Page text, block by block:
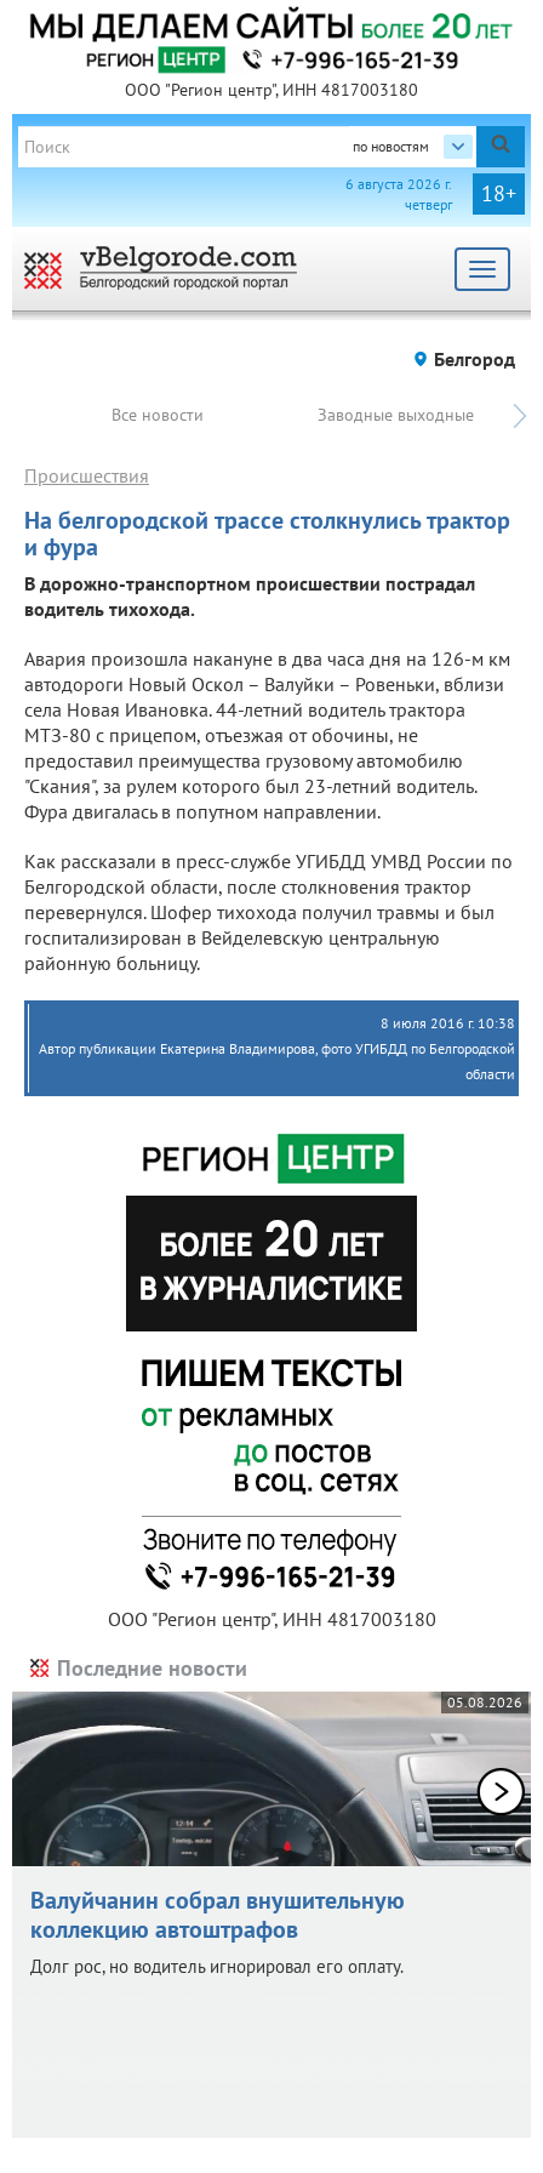
ООО "Регион центр", ИНН 4817003180
по новостям
18+
6 августа 2026 г.
четверг
Toggle
Белгород
Все новости Заводные выходные
На белгородской трассе столкнулись трактор
и фура
Происшествия
В дорожно-транспортном происшествии пострадал
водитель тихохода.
Авария произошла накануне в два часа дня на 126-м км
автодороги Новый Оскол – Валуйки – Ровеньки, вблизи
села Новая Ивановка. 44-летний водитель трактора
МТЗ-80 с прицепом, отъезжая от обочины, не
предоставил преимущества грузовому автомобилю
"Скания", за рулем которого был 23-летний водитель.
Фура двигалась в попутном направлении.
Как рассказали в пресс-службе УГИБДД УМВД России по
Белгородской области, после столкновения трактор
перевернулся. Шофер тихохода получил травмы и был
госпитализирован в Вейделевскую центральную
районную больницу.
8 июля 2016 г. 10:38
Автор публикации Екатерина Владимирова, фото УГИБДД по Белгородской
области
ООО "Регион центр", ИНН 4817003180
Последние новости
05.08.2026
Валуйчанин собрал внушительную
коллекцию автоштрафов
Долг рос, но водитель игнорировал его оплату.